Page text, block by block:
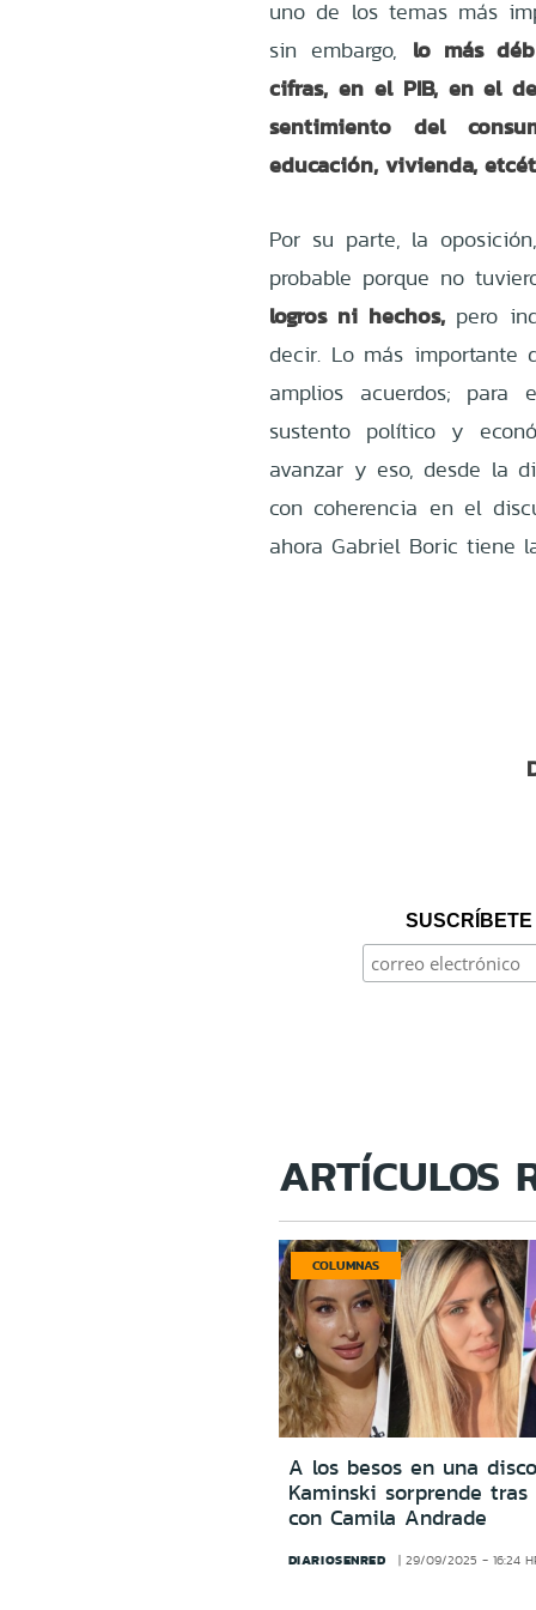
uno de los temas más
sin embargo, lo más
cifras, en el PIB, en el
sentimiento del
educación, vivienda,
Por su parte, la
probable porque no
logros ni hechos,pero
decir. Lo más importante
amplios acuerdos;
sustento político y
avanzar y eso, desde la
con coherencia en el
ahora Gabriel Boric tiene
ARTÍCULOS
COLUMNAS
A los besos en una
Kaminski sorprende
con Camila Andrade
DIARIOSENRED 29/09/2025 - 16:24